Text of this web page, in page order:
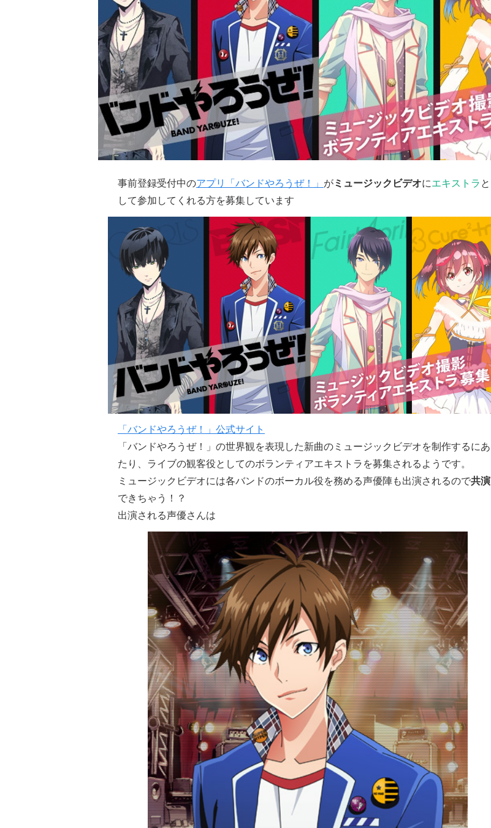
事前登録受付中のアプリ「バンドやろうぜ！」 がミュージックビデオにエキストラ と
して参加してくれる方を募集しています
「バンドやろうぜ！」公式サイト
「バンドやろうぜ！」の世界観を表現した新曲のミュージックビデオを制作するにあ
たり、ライブの観客役としてのボランティアエキストラを募集されるようです。
ミュージックビデオには各バンドのボーカル役を務める声優陣も出演されるので共演
できちゃう！？
出演される声優さんは